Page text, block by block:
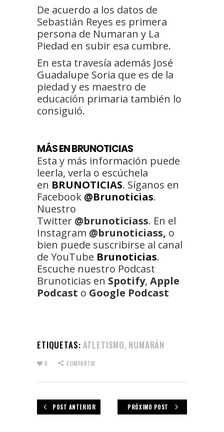
De acuerdo a los datos de
Sebastián Reyes es primera
persona de Numaran y La
Piedad en subir esa cumbre.
En esta travesía además José
Guadalupe Soria que es de la
piedad y es maestro de
educación primaria también lo
consiguió.
MÁS EN BRUNOTICIAS
Esta y más información puede
leerla, verla o escúchela
en BRUNOTICIAS. Síganos en
Facebook @Brunoticias.
Nuestro
Twitter @brunoticiass. En el
Instagram @brunoticiass, o
bien puede suscribirse al canal
de YouTube Brunoticias.
Escuche nuestro Podcast
Brunoticias en Spotify, Apple
Podcast o Google Podcast
ETIQUETAS: ATLETISMO, NUMARÁN
0 COMPARTIR
POST ANTERIOR PRÓXIMO POST